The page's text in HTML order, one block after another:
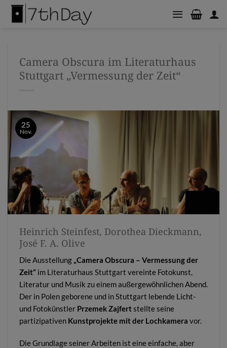
Zum
Inhalt
Camera Obscura im Literaturhaus
Stuttgart „Vermessung der Zeit“
25
Nov.
Heinrich Steinfest, Dorothea Dieckmann,
José F. A. Olive
Die Ausstellung „Camera Obscura – Vermessung der
Zeit“ im Literaturhaus Stuttgart vereinte Fotokunst,
Literatur und Musik zu einem außergewöhnlichen Abend.
Der in Polen geborene und in Stuttgart lebende Licht-
und Fotokünstler Przemek Zajfertstellte seine
partizipativen Kunstprojekte mit der Lochkamera vor.
Die Grundlage seiner Arbeiten ist eine einfache, aber